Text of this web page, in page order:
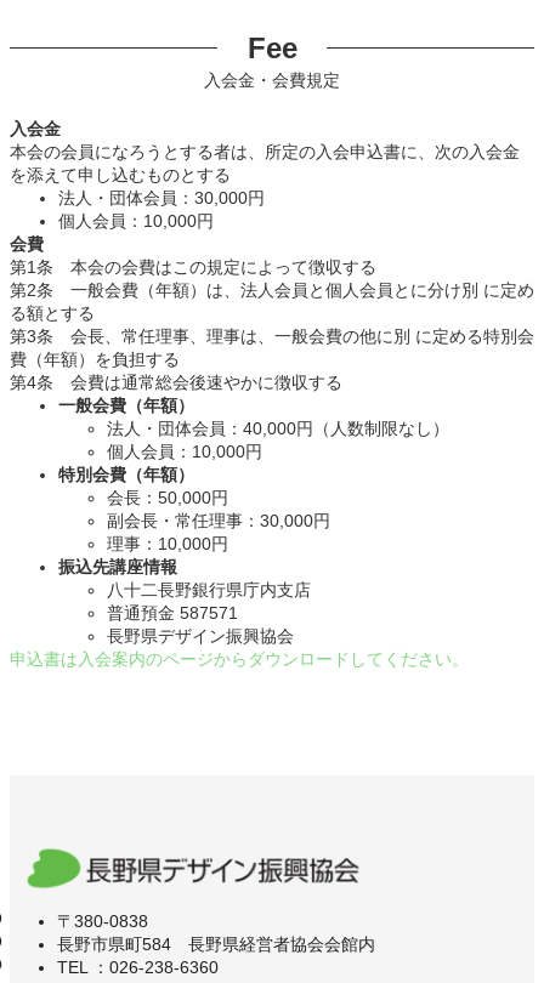
Fee
入会金・会費規定
入会金
本会の会員になろうとする者は、所定の入会申込書に、次の入会金
を添えて申し込むものとする
法人・団体会員：30,000円
個人会員：10,000円
会費
第1条 本会の会費はこの規定によって徴収する
第2条 一般会費（年額）は、法人会員と個人会員とに分け別 に定め
る額とする
第3条 会長、常任理事、理事は、一般会費の他に別 に定める特別会
費（年額）を負担する
第4条 会費は通常総会後速やかに徴収する
一般会費（年額）
法人・団体会員：40,000円（人数制限なし）
個人会員：10,000円
特別会費（年額）
会長：50,000円
副会長・常任理事：30,000円
理事：10,000円
振込先講座情報
八十二長野銀行県庁内支店
普通預金 587571
長野県デザイン振興協会
申込書は入会案内のページからダウンロードしてください。
〒380-0838
長野市県町584 長野県経営者協会会館内
TEL ：026-238-6360